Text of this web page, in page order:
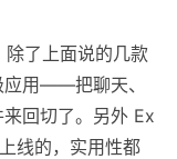
了上面说的几款
应用——把聊天、
回切了。另外 Ex
线的，实用性都